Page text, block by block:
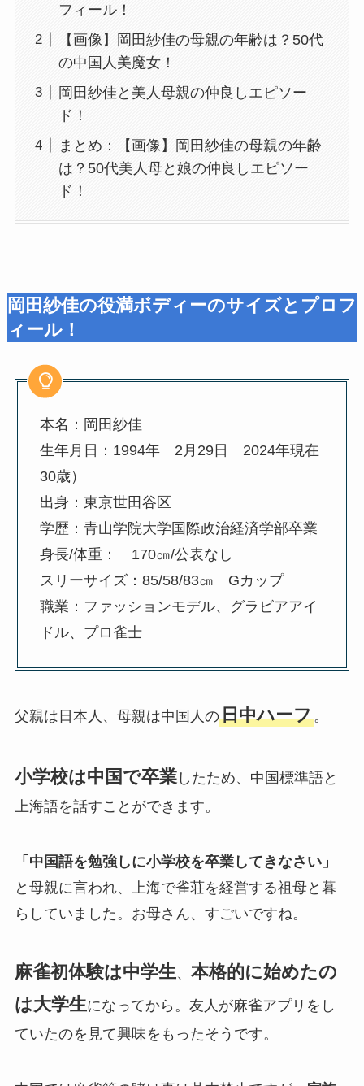
フィール！
【画像】岡田紗佳の母親の年齢は？50代
の中国人美魔女！
岡田紗佳と美人母親の仲良しエピソー
ド！
まとめ：【画像】岡田紗佳の母親の年齢
は？50代美人母と娘の仲良しエピソー
ド！
岡田紗佳の役満ボディーのサイズとプロフ
ィール！
本名：岡田紗佳
生年月日：1994年 2月29日 2024年現在
30歳）
出身：東京世田谷区
学歴：青山学院大学国際政治経済学部卒業
身長/体重： 170㎝/公表なし
スリーサイズ：85/58/83㎝ Gカップ
職業：ファッションモデル、グラビアアイ
ドル、プロ雀士
父親は日本人、母親は中国人の日中ハーフ。
小学校は中国で卒業したため、中国標準語と
上海語を話すことができます。
「中国語を勉強しに小学校を卒業してきなさい」
と母親に言われ、上海で雀荘を経営する祖母と暮
らしていました。お母さん、すごいですね。
麻雀初体験は中学生、 本格的に始めたの
は大学生になってから。友人が麻雀アプリをし
ていたのを見て興味をもったそうです。